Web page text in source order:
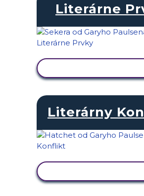
Literárne
Literárny